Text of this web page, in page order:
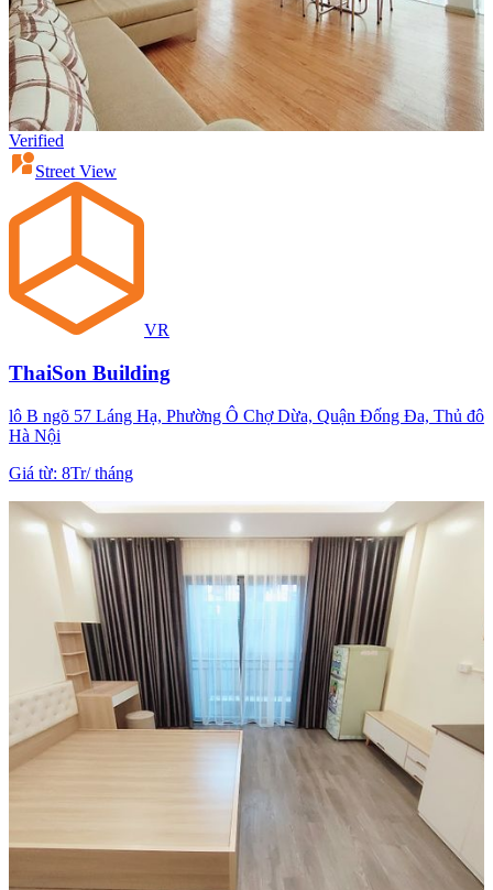
Verified
Street View
VR
ThaiSon Building
lô B ngõ 57 Láng Hạ, Phường Ô Chợ Dừa, Quận Đống Đa, Thủ đô
Hà Nội
Giá từ: 8Tr/tháng